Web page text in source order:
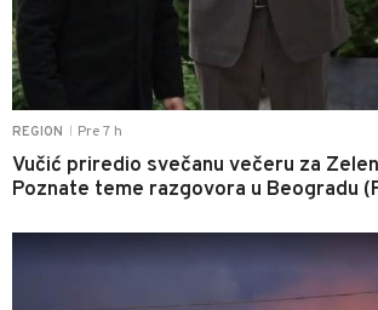
REGION Pre 7 h
Vučić priredio svečanu večeru za
Poznate teme razgovora u Beogradu